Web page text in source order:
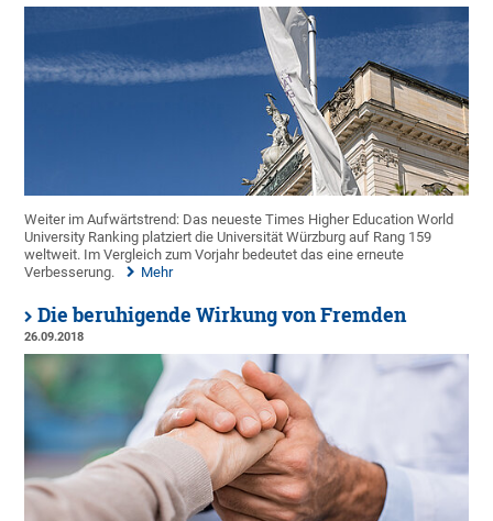
Weiter im Aufwärtstrend: Das neueste Times Higher Education World
University Ranking platziert die Universität Würzburg auf Rang 159
weltweit. Im Vergleich zum Vorjahr bedeutet das eine erneute
Verbesserung.
Mehr
Die beruhigende Wirkung von Fremden
26.09.2018